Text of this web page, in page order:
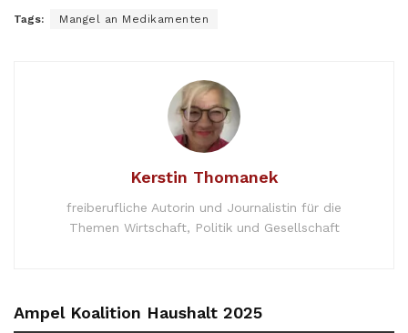
Tags: Mangel an Medikamenten
Kerstin Thomanek
freiberufliche Autorin und Journalistin für die
Themen Wirtschaft, Politik und Gesellschaft
Ampel Koalition Haushalt 2025